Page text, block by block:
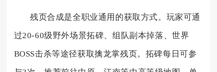
残页合成是全职业通用的获取方式。玩家可通
过20-60级野外场景拓碑、组队副本掉落、世界
BOSS击杀等途径获取擒龙掌残页。拓碑每日可参